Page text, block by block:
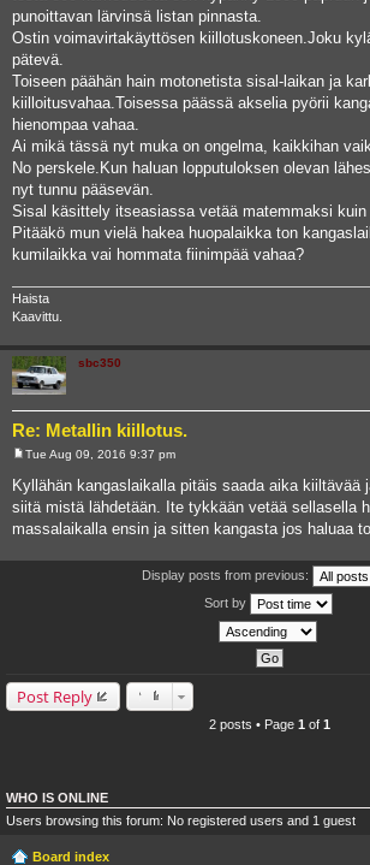
punoittavan lärvinsä listan pinnasta.
Ostin voimavirtakäyttösen kiillotuskoneen.Joku
pätevä.
Toiseen päähän hain motonetista sisal-laikan ja
kiilloitusvahaa.Toisessa päässä akselia pyörii
hienompaa vahaa.
Ai mikä tässä nyt muka on ongelma, kaikkihan
No perskele.Kun haluan lopputuloksen olevan
nyt tunnu pääsevän.
Sisal käsittely itseasiassa vetää matemmaksi kuin
Pitääkö mun vielä hakea huopalaikka ton
kumilaikka vai hommata fiinimpää vahaa?
Haista
Kaavittu.
sbc350
Re: Metallin kiillotus.
s
t
Tue Aug 09, 2016 9:37 pm
Kyllähän kangaslaikalla pitäis saada aika kiiltävää
siitä mistä lähdetään. Ite tykkään vetää sellasella
massalaikalla ensin ja sitten kangasta jos haluaa
Display posts from previous:
Sort by
Post Reply
2 posts • Page 1 of 1
WHO IS ONLINE
Users browsing this forum: No registered users and 1 guest
Board index